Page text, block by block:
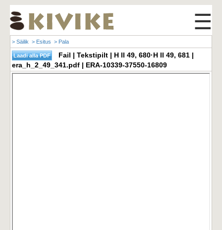
☰
> Säilik > Esitus > Pala
Fail | Tekstipilt | H II 49, 680·H II 49, 681 |
era_h_2_49_341.pdf | ERA-10339-37550-16809